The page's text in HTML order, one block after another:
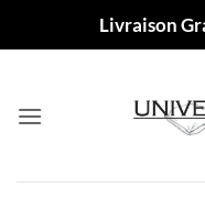
Livraison